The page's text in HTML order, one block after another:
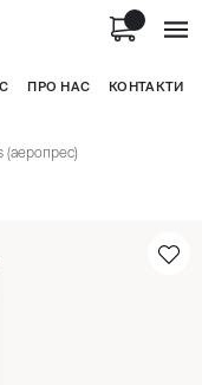
ПРО НАС КОНТАКТИ
(аеропрес)